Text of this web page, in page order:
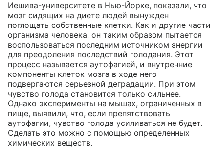
Иешива-университете в Нью-Йорке, показали, что
мозг сидящих на диете людей вынужден
поглощать собственные клетки. Как и другие части
организма человека, он таким образом пытается
воспользоваться последним источником энергии
для преодоления последствий голодания. Этот
процесс называется аутофагией, и внутренние
компоненты клеток мозга в ходе него
подвергаются серьезной деградации. При этом
чувство голода становится только сильнее.
Однако эксперименты на мышах, ограниченных в
пище, выявили, что, если препятствовать
аутофагии, чувство голода усиливаться не будет.
Сделать это можно с помощью определенных
химических веществ.